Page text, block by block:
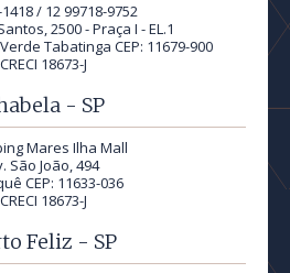
/ 12 99718-9752
2500 - Praça I - EL.1
Tabatinga CEP: 11679-900
CRECI 18673-J
- SP
Mares Ilha Mall
São João, 494
CEP: 11633-036
CRECI 18673-J
Feliz - SP